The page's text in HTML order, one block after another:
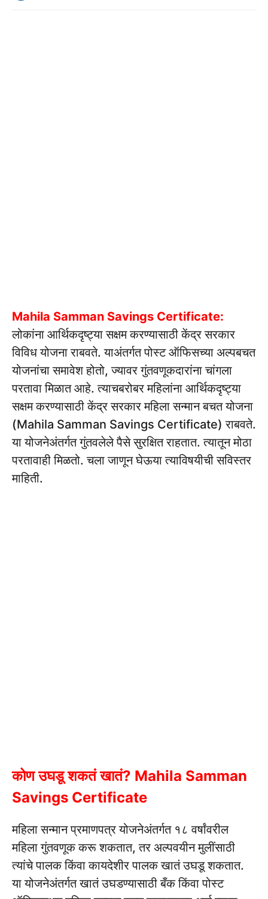
Mahila Samman Savings Certificate:
लोकांना आर्थिकदृष्ट्या सक्षम करण्यासाठी केंद्र सरकार
विविध योजना राबवते. याअंतर्गत पोस्ट ऑफिसच्या अल्पबचत
योजनांचा समावेश होतो, ज्यावर गुंतवणूकदारांना चांगला
परतावा मिळात आहे. त्याचबरोबर महिलांना आर्थिकदृष्ट्या
सक्षम करण्यासाठी केंद्र सरकार महिला सन्मान बचत योजना
(Mahila Samman Savings Certificate) राबवते.
या योजनेअंतर्गत गुंतवलेले पैसे सुरक्षित राहतात. त्यातून मोठा
परतावाही मिळतो. चला जाणून घेऊया त्याविषयीची सविस्तर
माहिती.
कोण उघडू शकतं खातं? Mahila Samman
Savings Certificate
महिला सन्मान प्रमाणपत्र योजनेअंतर्गत १८ वर्षांवरील
महिला गुंतवणूक करू शकतात, तर अल्पवयीन मुलींसाठी
त्यांचे पालक किंवा कायदेशीर पालक खातं उघडू शकतात.
या योजनेअंतर्गत खातं उघडण्यासाठी बँक किंवा पोस्ट